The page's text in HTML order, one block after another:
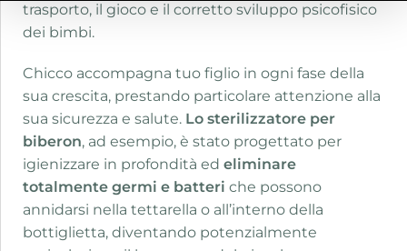
trasporto, il gioco e il corretto sviluppo psicofisico
dei bimbi.
Chicco accompagna tuo figlio in ogni fase della
sua crescita, prestando particolare attenzione alla
sua sicurezza e salute. Lo sterilizzatore per
biberon, ad esempio, è stato progettato per
igienizzare in profondità ed eliminare
totalmente germi e batteri che possono
annidarsi nella tettarella o all’interno della
bottiglietta, diventando potenzialmente